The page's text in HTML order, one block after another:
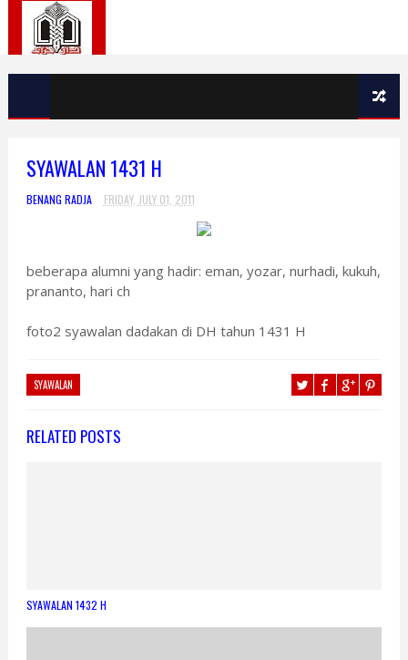
SYAWALAN 1431 H
BENANG RADJA FRIDAY, JULY 01, 2011
beberapa alumni yang hadir: eman, yozar, nurhadi, kukuh,
prananto, hari ch
foto2 syawalan dadakan di DH tahun 1431 H
SYAWALAN
RELATED POSTS
SYAWALAN 1432 H